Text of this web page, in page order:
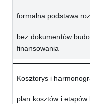
formalna podstawa
bez dokumentów
finansowania
Kosztorys i
plan kosztów i etapów